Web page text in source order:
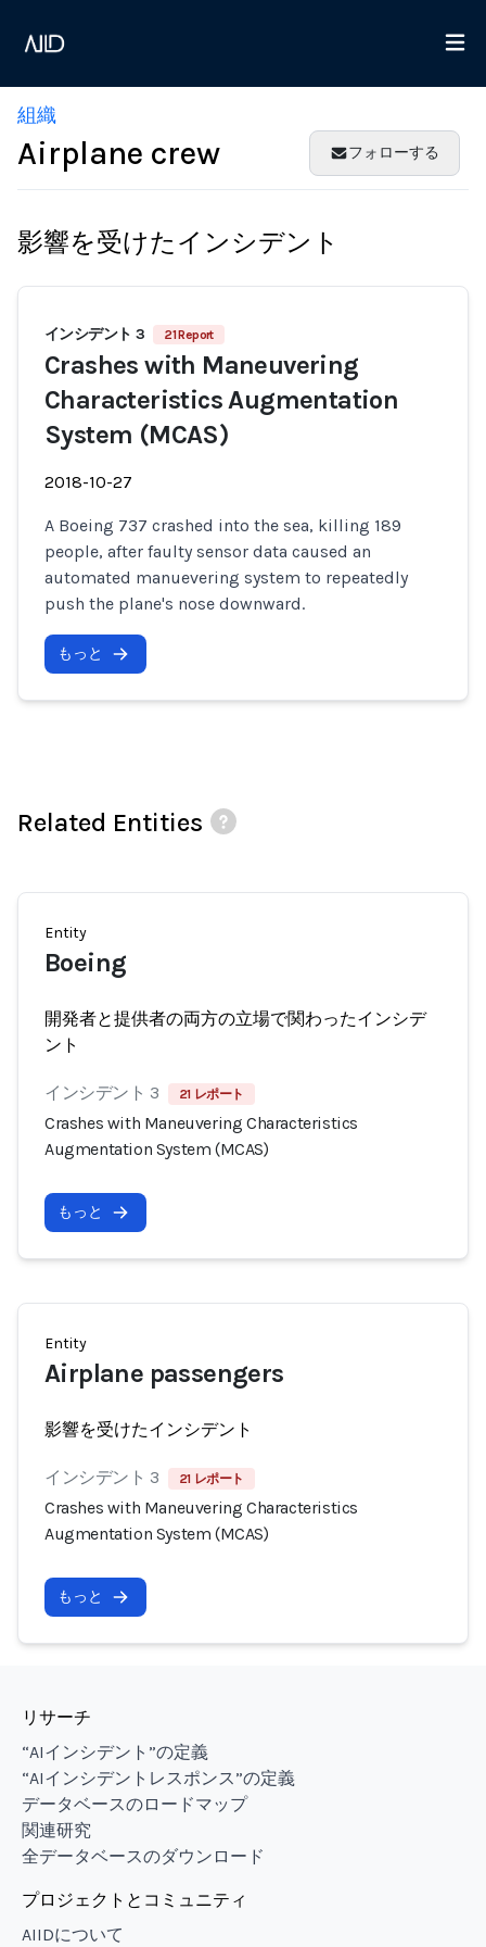
組織
Airplane crew フォローする
影響を受けたインシデント
インシデント 3 21 Report
Crashes with Maneuvering
Characteristics Augmentation
System (MCAS)
2018-10-27
A Boeing 737 crashed into the sea, killing 189
people, after faulty sensor data caused an
automated manuevering system to repeatedly
push the plane's nose downward.
もっと
Related Entities
Entity
Boeing
開発者と提供者の両方の立場で関わったインシデ
ント
インシデント 3 21 レポート
Crashes with Maneuvering Characteristics
Augmentation System (MCAS)
もっと
Entity
Airplane passengers
影響を受けたインシデント
インシデント 3 21 レポート
Crashes with Maneuvering Characteristics
Augmentation System (MCAS)
もっと
リサーチ
“AIインシデント”の定義
“AIインシデントレスポンス”の定義
データベースのロードマップ
関連研究
全データベースのダウンロード
プロジェクトとコミュニティ
AIIDについて